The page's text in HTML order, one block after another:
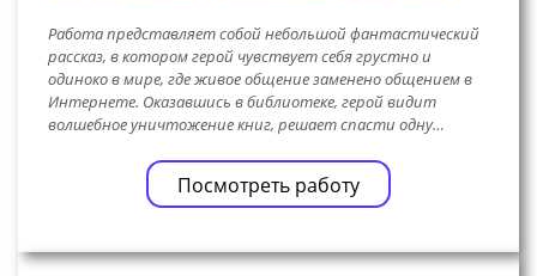
Работа представляет собой небольшой фантастический
рассказ, в котором герой чувствует себя грустно и
одиноко в мире, где живое общение заменено общением в
Интернете. Оказавшись в библиотеке, герой видит
волшебное уничтожение книг, решает спасти одну…
Посмотреть работу